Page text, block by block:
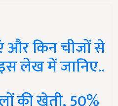
और किन चीजों से
लेख में जानिए..